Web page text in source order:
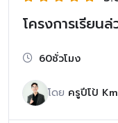
โครงการเรียน
60ชั่วโมง
โดย ครูปีโป้